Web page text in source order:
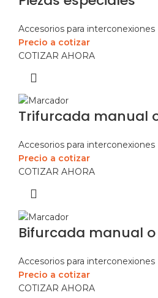
Accesorios para interconexiones
Precio a cotizar
COTIZAR AHORA
Trifurcada manual
Accesorios para interconexiones
Precio a cotizar
COTIZAR AHORA
Bifurcada manual
Accesorios para interconexiones
Precio a cotizar
COTIZAR AHORA